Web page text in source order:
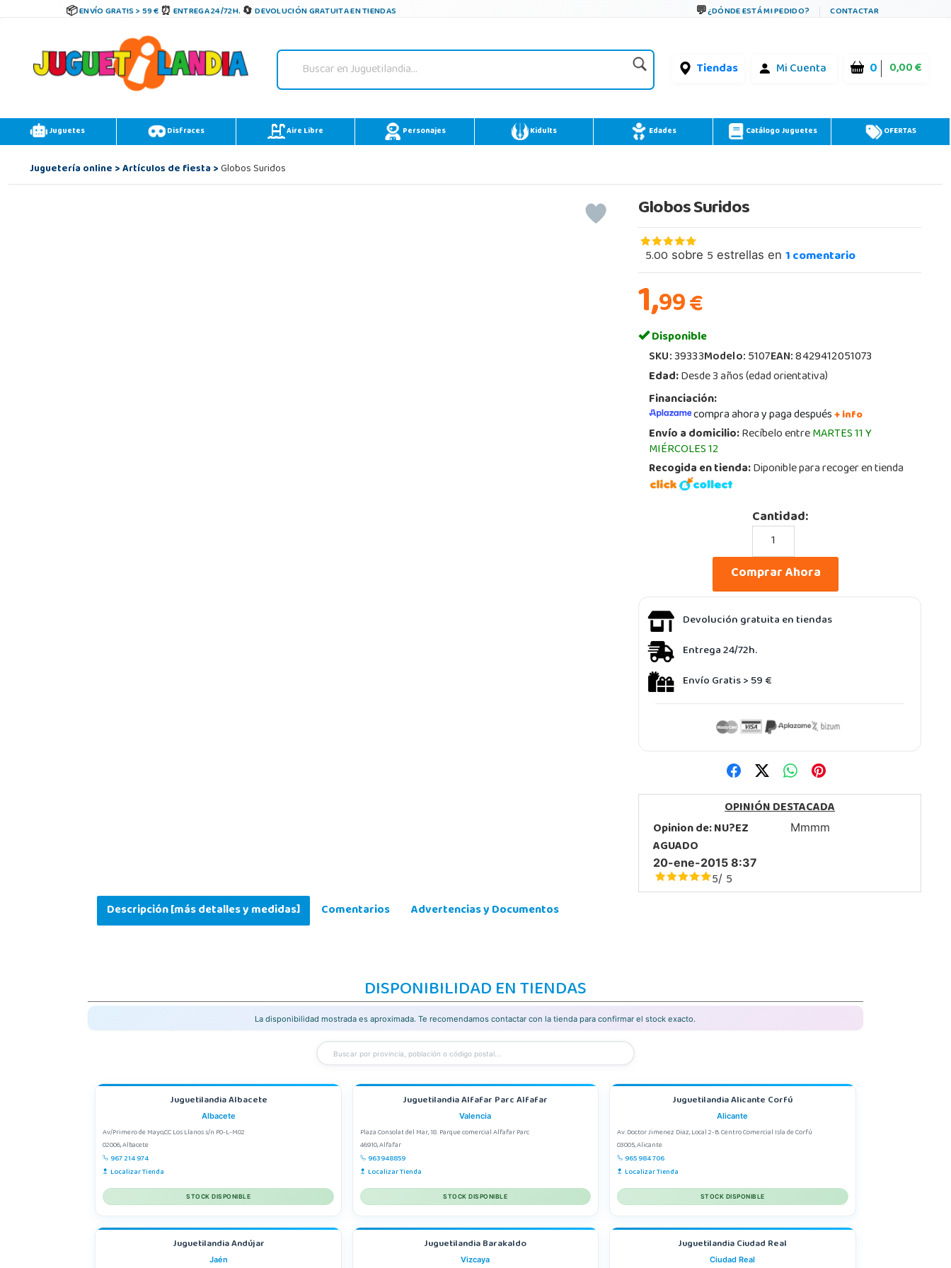
ENVÍO GRATIS > 59 € ENTREGA 24/72H. DEVOLUCIÓN GRATUITA EN TIENDAS ¿DÓNDE ESTÁ MI PEDIDO? CONTACTAR
Tiendas Mi Cuenta 0 0,00 €
Juguetes Disfraces Aire Libre Personajes Kidults Edades Catálogo Juguetes OFERTAS
Juguetería online>Artículos de fiesta>Globos Suridos
Globos Suridos
5.00 sobre 5 estrellas en1comentario
1,99€
Disponible
SKU:39333Modelo:5107EAN:8429412051073
Edad:Desde 3 años (edad orientativa)
Financiación:
compra ahora y paga después+ info
Envío a domicilio:Recíbelo entreMARTES 11 Y
MIÉRCOLES 12
Recogida en tienda:Diponible para recoger en tienda
Cantidad:
Comprar Ahora
Devolución gratuita en tiendas
Entrega 24/72h.
Envío Gratis > 59 €
OPINIÓN DESTACADA
Opinion de:NU?EZ
AGUADO
20-ene-2015 8:37
5/ 5
Mmmm
Descripción [más detalles y medidas] Comentarios Advertencias y Documentos
DISPONIBILIDAD EN TIENDAS
La disponibilidad mostrada es aproximada. Te recomendamos contactar con la tienda para confirmar el stock exacto.
Juguetilandia Albacete
Albacete
Av/Primero de Mayo,CC Los Llanos s/n P0-L-M02
02006, Albacete
967 214 974
Localizar Tienda
STOCK DISPONIBLE
Juguetilandia Alfafar Parc Alfafar
Valencia
Plaza Consolat del Mar, 18. Parque comercial Alfafar Parc
46910, Alfafar
963948859
Localizar Tienda
STOCK DISPONIBLE
Juguetilandia Alicante Corfú
Alicante
Av. Doctor Jimenez Diaz, Local 2-B. Centro Comercial Isla de Corfú
03005, Alicante
965 984 706
Localizar Tienda
STOCK DISPONIBLE
Juguetilandia Andújar
Jaén
Juguetilandia Barakaldo
Vizcaya
Juguetilandia Ciudad Real
Ciudad Real